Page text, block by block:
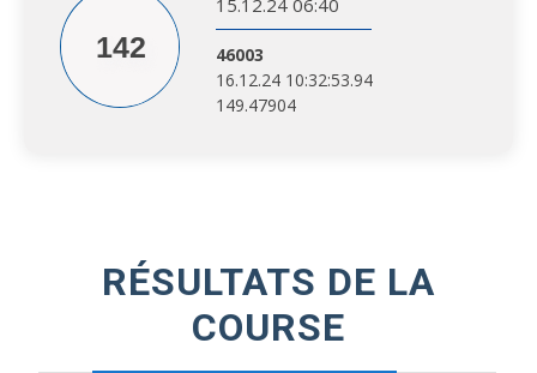
142
15.12.24 06:40
46003
16.12.24 10:32:53.94
149.47904
RÉSULTATS DE LA
COURSE